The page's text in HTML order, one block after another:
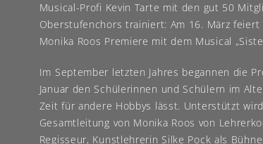
Musical-Profi Kevin Tarte mit den gut 50
Oberstufenchors trainiert: Am 16. März
Monika Roos Premiere mit dem Musical
Im September letzten Jahres begannen die
Januar den Schülerinnen und Schülern im
Zeit für andere Hobbys lässt. Unterstützt
Gesamtleitung von Monika Roos von
Regisseur, Kunstlehrerin Silke Pock als